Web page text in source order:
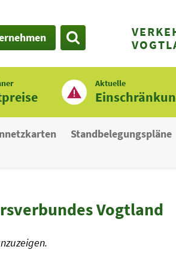
Aktuelle
Standbelegungspläne
Vogtland